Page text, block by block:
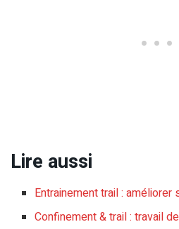
Lire aussi
Entrainement trail :
Confinement & trail : travail